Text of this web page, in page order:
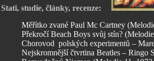
Stati, studie, články, recenze:
Měřítko zvané Paul Mc Cartney
Překročí Beach Boys svůj stín?
Chorovod polských experimentů –
Nejskromnější čtvrtina Beatles – Ringo